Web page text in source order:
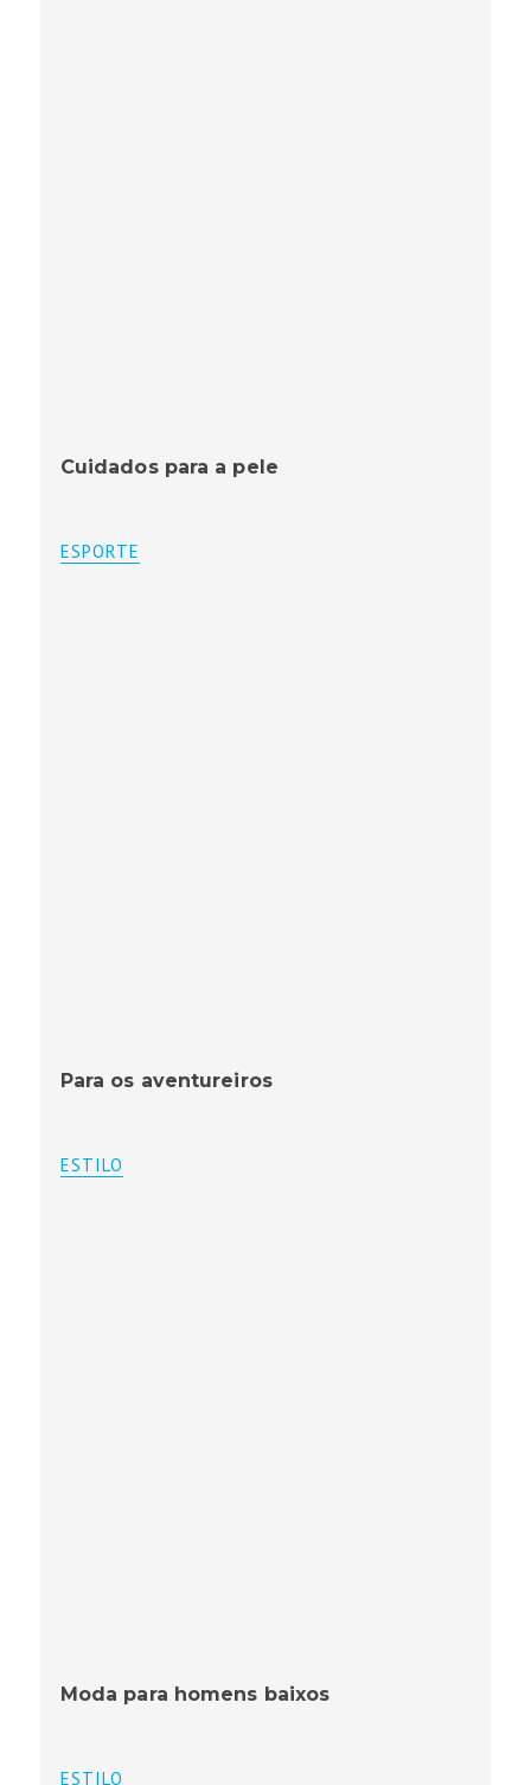
Cuidados para a pele
ESPORTE
Para os aventureiros
ESTILO
Moda para homens baixos
ESTILO